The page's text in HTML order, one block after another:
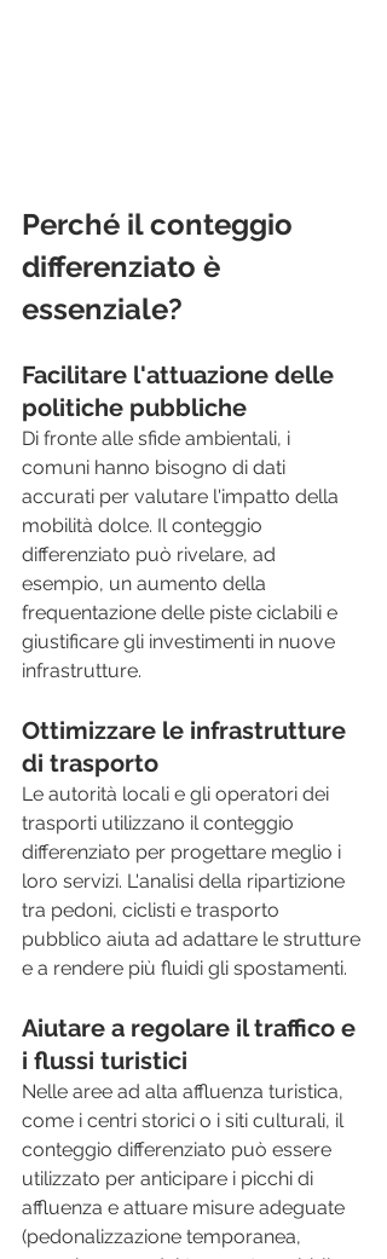
Perché il conteggio
differenziato è
essenziale?
Facilitare l'attuazione delle
politiche pubbliche
Di fronte alle sfide ambientali, i
comuni hanno bisogno di dati
accurati per valutare l'impatto della
mobilità dolce. Il conteggio
differenziato può rivelare, ad
esempio, un aumento della
frequentazione delle piste ciclabili e
giustificare gli investimenti in nuove
infrastrutture.
Ottimizzare le infrastrutture
di trasporto
Le autorità locali e gli operatori dei
trasporti utilizzano il conteggio
differenziato per progettare meglio i
loro servizi. L'analisi della ripartizione
tra pedoni, ciclisti e trasporto
pubblico aiuta ad adattare le strutture
e a rendere più fluidi gli spostamenti.
Aiutare a regolare il traffico e
i flussi turistici
Nelle aree ad alta affluenza turistica,
come i centri storici o i siti culturali, il
conteggio differenziato può essere
utilizzato per anticipare i picchi di
affluenza e attuare misure adeguate
(pedonalizzazione temporanea,